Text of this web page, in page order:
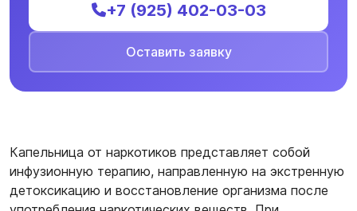
+7 (925) 402-03-03
Оставить заявку
Капельница от наркотиков представляет собой
инфузионную терапию, направленную на экстренную
детоксикацию и восстановление организма после